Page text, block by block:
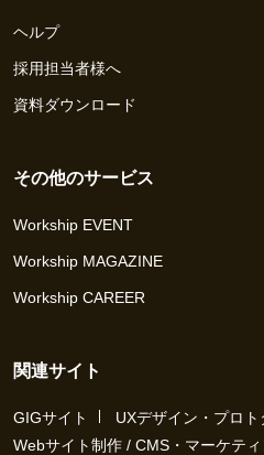
ヘルプ
採用担当者様へ
資料ダウンロード
その他のサービス
Workship EVENT
Workship MAGAZINE
Workship CAREER
関連サイト
GIGサイト
UXデザイン・プロ
Webサイト制作 / CMS・マーケテ